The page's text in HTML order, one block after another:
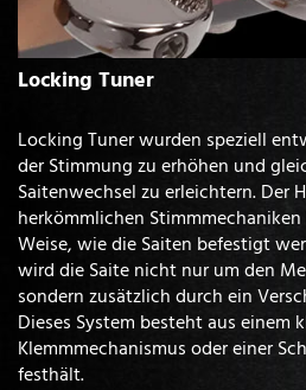
Locking Tuner
Locking Tuner wurden speziell
der Stimmung zu erhöhen und
Saitenwechsel zu erleichtern. Der
herkömmlichen
Weise, wie die Saiten befestigt
wird die Saite nicht nur um den
sondern zusätzlich durch ein
Dieses System besteht aus einem
Klemmmechanismus oder einer
festhält.